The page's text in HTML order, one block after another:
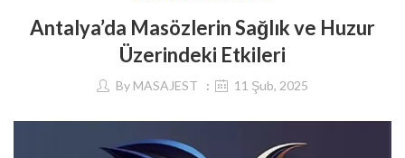
Antalya’da Masözlerin Sağlık ve Huzur
Üzerindeki Etkileri
By MASAJEST 11 Şub, 2025